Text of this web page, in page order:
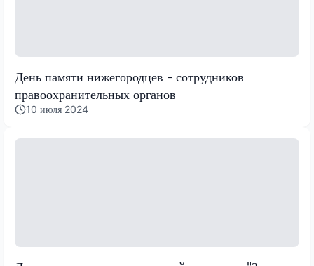
День памяти нижегородцев - сотрудников
правоохранительных органов
10 июля 2024